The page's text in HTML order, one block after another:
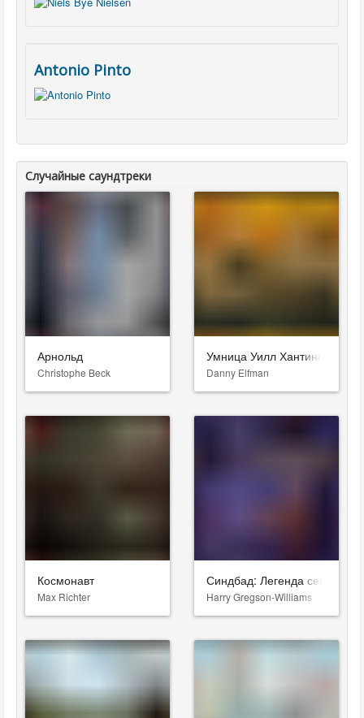
Antonio Pinto
Случайные саундтреки
Арнольд
Christophe Beck
Умница Уилл Хантинг
Danny Elfman
Космонавт
Max Richter
Синдбад: Легенда семи
Harry Gregson-Williams